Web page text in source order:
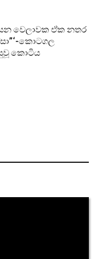
වෙලාවක ඒක නතර
කොටගල
කොටිය